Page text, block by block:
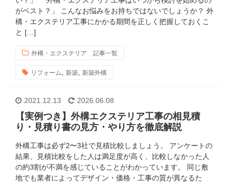
がベスト？」 こんなお悩みをお持ちではないでしょうか？ 外
構・エクステリア工事にかかる期間を正しく把握しておくこ
と […]
外構・エクステリア 記事一覧
リフォーム 新築 新築外構
2021.12.13 2026.06.08
【実例つき】外構エクステリア工事の相見積
り・見積り書の見方・やり方を徹底解説
外構工事は必ず2〜3社で見積比較しましょう。 アンケートの
結果、見積比較をした人は満足度が高く、比較しなかった人
の約3割が不満を感じていることがわかっています。 同じ敷
地でも業者によってデザイン・価格・工事の質が異なるた